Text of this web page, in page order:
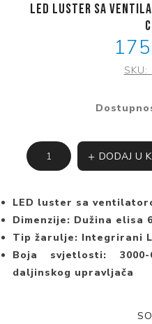
LED luster sa
SKU:
DODAJ U
LED luster sa
Dimenzije: Dužina elisa
Tip žarulje: Integrirani
Boja svjetlosti: 3000-
daljinskog upravljača